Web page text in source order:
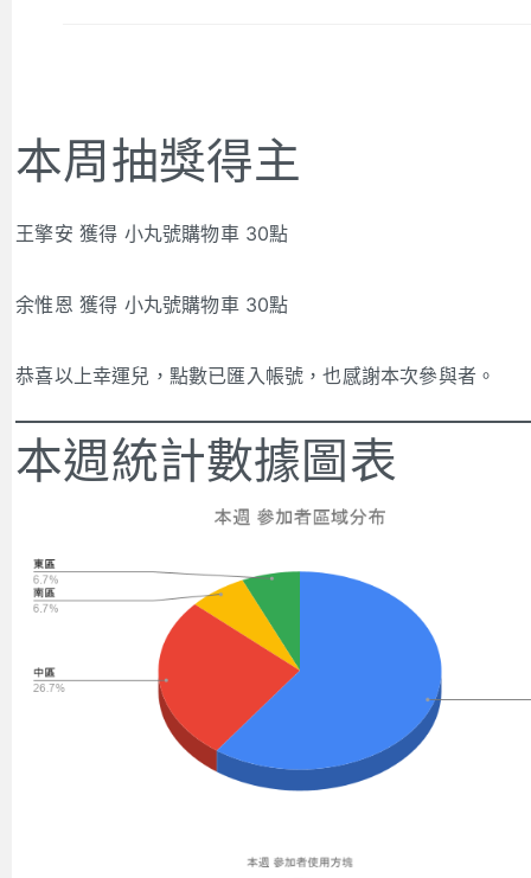
本周抽獎得主
王擎安 獲得 小丸號購物車 30點
余惟恩 獲得 小丸號購物車 30點
恭喜以上幸運兒，點數已匯入帳號，也感謝本次參與者。
本週統計數據圖表